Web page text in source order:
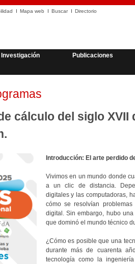
Mapa web Buscar Directorio
Investigación Publicaciones
cálculo del siglo XVII
Introducción: El arte perdido
Vivimos en un mundo donde
a un clic de distancia.
digitales y las computadoras,
cómo se resolvían
digital. Sin embargo, hubo
que dominó el mundo técnico
¿Cómo es posible que una
durante más de cuarenta
tecnología como la